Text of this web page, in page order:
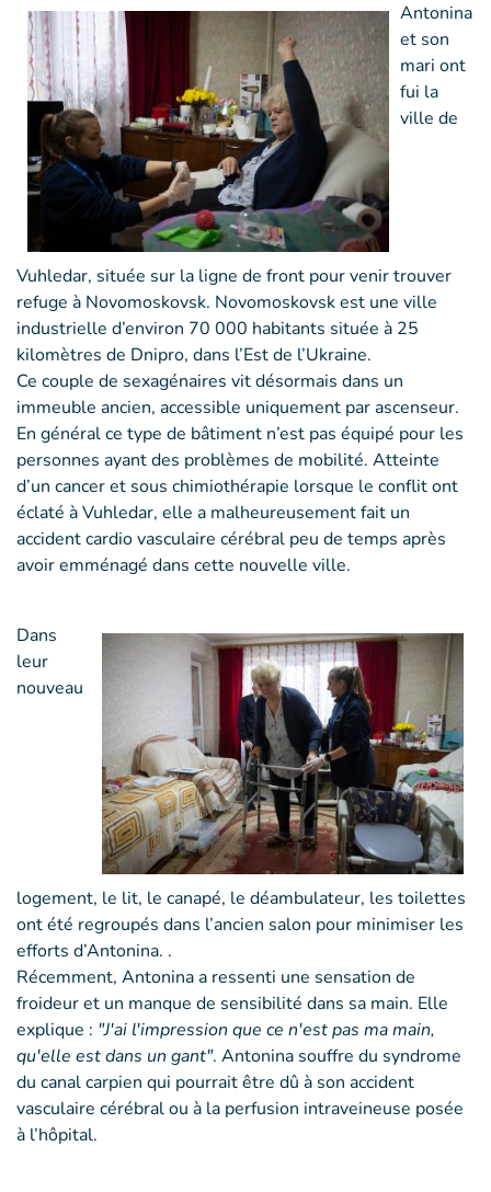
Antonina
et son
mari ont
fui la
ville de
Vuhledar, située sur la ligne de front pour venir trouver
refuge à Novomoskovsk. Novomoskovsk est une ville
industrielle d’environ 70 000 habitants située à 25
kilomètres de Dnipro, dans l’Est de l’Ukraine.
Ce couple de sexagénaires vit désormais dans un
immeuble ancien, accessible uniquement par ascenseur.
En général ce type de bâtiment n’est pas équipé pour les
personnes ayant des problèmes de mobilité. Atteinte
d’un cancer et sous chimiothérapie lorsque le conflit ont
éclaté à Vuhledar, elle a malheureusement fait un
accident cardio vasculaire cérébral peu de temps après
avoir emménagé dans cette nouvelle ville.
Dans
leur
nouveau
logement, le lit, le canapé, le déambulateur, les toilettes
ont été regroupés dans l’ancien salon pour minimiser les
efforts d’Antonina. .
Récemment, Antonina a ressenti une sensation de
froideur et un manque de sensibilité dans sa main. Elle
explique : "J'ai l'impression que ce n'est pas ma main,
qu'elle est dans un gant". Antonina souffre du syndrome
du canal carpien qui pourrait être dû à son accident
vasculaire cérébral ou à la perfusion intraveineuse posée
à l’hôpital.